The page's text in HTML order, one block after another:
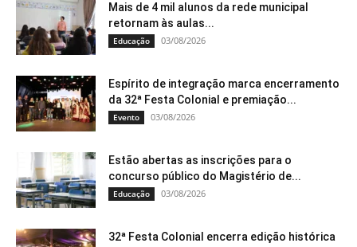
Mais de 4 mil alunos da rede municipal
retornam às aulas...
Educação 03/08/2026
Espírito de integração marca encerramento
da 32ª Festa Colonial e premiação...
Evento 03/08/2026
Estão abertas as inscrições para o
concurso público do Magistério de...
Educação 03/08/2026
32ª Festa Colonial encerra edição histórica